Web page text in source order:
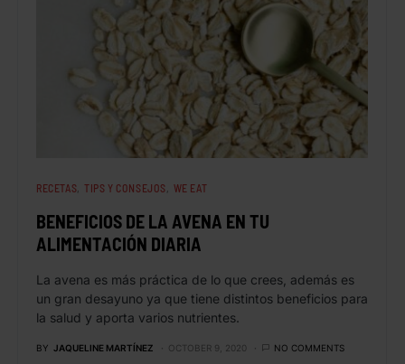
RECETAS TIPS Y CONSEJOS WE EAT
BENEFICIOS DE LA AVENA EN TU
ALIMENTACIÓN DIARIA
La avena es más práctica de lo que crees, además es
un gran desayuno ya que tiene distintos beneficios para
la salud y aporta varios nutrientes.
BY JAQUELINE MARTÍNEZ OCTOBER 9, 2020 NO COMMENTS